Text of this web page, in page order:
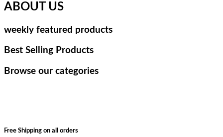
ABOUT US
weekly featured products
Best Selling Products
Browse our categories
Free Shipping on all orders